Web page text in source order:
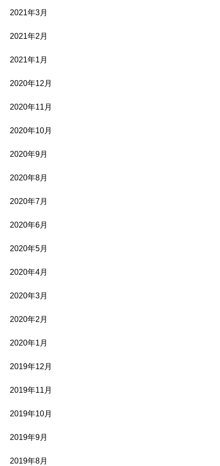
2021年3月
2021年2月
2021年1月
2020年12月
2020年11月
2020年10月
2020年9月
2020年8月
2020年7月
2020年6月
2020年5月
2020年4月
2020年3月
2020年2月
2020年1月
2019年12月
2019年11月
2019年10月
2019年9月
2019年8月